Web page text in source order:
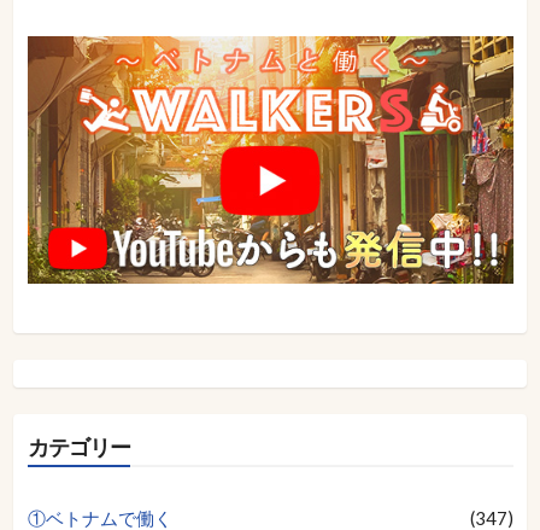
ン
カテゴリー
①ベトナムで働く (347)